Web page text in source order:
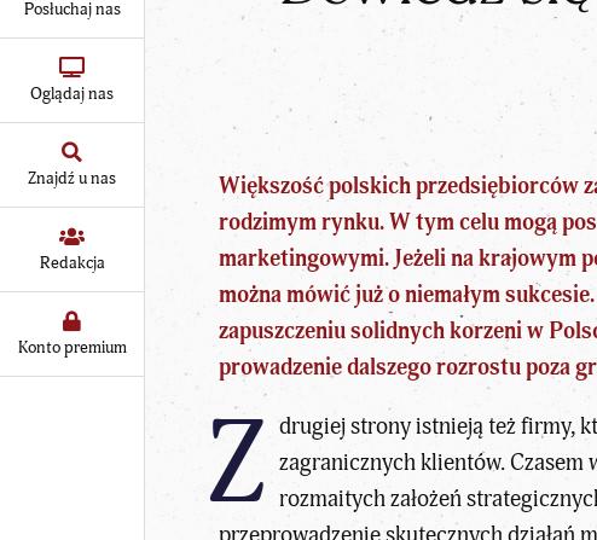
Posłuchaj nas
Oglądaj nas
Znajdź u nas
Redakcja
Konto premium
Większość polskich przedsiębiorców
rodzimym rynku. W tym celu mogą
marketingowymi. Jeżeli na krajowym
można mówić już o niemałym
zapuszczeniu solidnych korzeni w
prowadzenie dalszego rozrostu poza
Z drugiej strony istnieją też firmy,
zagranicznych klientów.
rozmaitych założeń